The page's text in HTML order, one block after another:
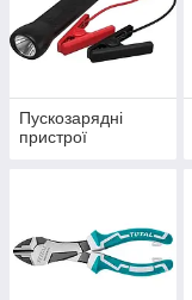
Пускозарядні
пристрої